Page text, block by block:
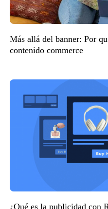
Más allá del banner: Por
contenido commerce
¿Qué es la publicidad con